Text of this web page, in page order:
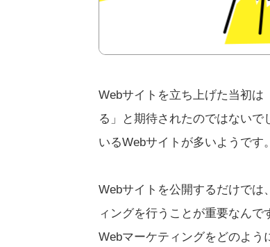
Webサイトを立ち上げた当初は
る」と期待されたのではない
いるWebサイトが多いようです。
Webサイトを公開するだけでは
ィングを行うことが重要なんで
Webマーケティングをどのよう